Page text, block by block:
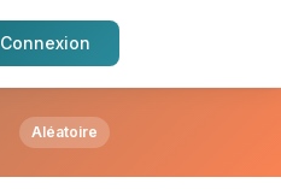
Connexion
Aléatoire